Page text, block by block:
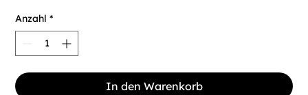
Anzahl *
In den Warenkorb